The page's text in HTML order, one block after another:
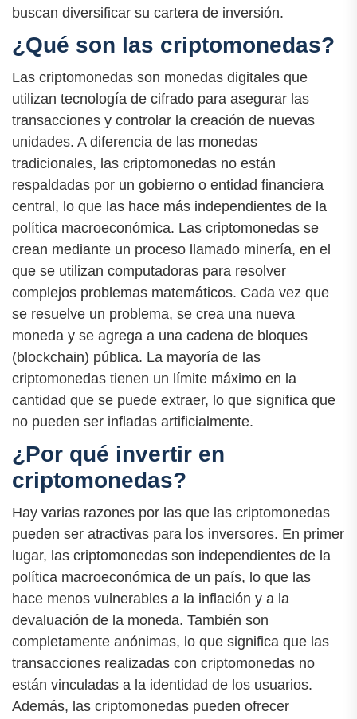
buscan diversificar su cartera de inversión.
¿Qué son las criptomonedas?
Las criptomonedas son monedas digitales que
utilizan tecnología de cifrado para asegurar las
transacciones y controlar la creación de nuevas
unidades. A diferencia de las monedas
tradicionales, las criptomonedas no están
respaldadas por un gobierno o entidad financiera
central, lo que las hace más independientes de la
política macroeconómica. Las criptomonedas se
crean mediante un proceso llamado minería, en el
que se utilizan computadoras para resolver
complejos problemas matemáticos. Cada vez que
se resuelve un problema, se crea una nueva
moneda y se agrega a una cadena de bloques
(blockchain) pública. La mayoría de las
criptomonedas tienen un límite máximo en la
cantidad que se puede extraer, lo que significa que
no pueden ser infladas artificialmente.
¿Por qué invertir en
criptomonedas?
Hay varias razones por las que las criptomonedas
pueden ser atractivas para los inversores. En primer
lugar, las criptomonedas son independientes de la
política macroeconómica de un país, lo que las
hace menos vulnerables a la inflación y a la
devaluación de la moneda. También son
completamente anónimas, lo que significa que las
transacciones realizadas con criptomonedas no
están vinculadas a la identidad de los usuarios.
Además, las criptomonedas pueden ofrecer